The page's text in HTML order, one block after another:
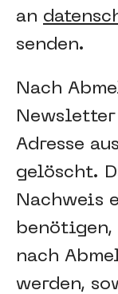
an
senden.
Nach
Adresse
gelöscht.
Nachweis
benötigen,
nach
werden,